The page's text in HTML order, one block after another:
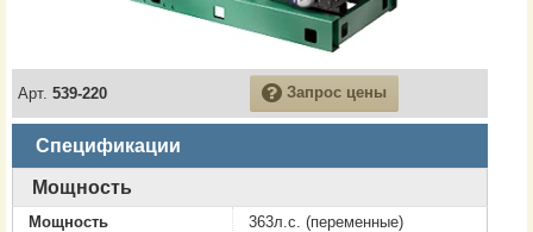
Арт. 539-220 Запрос цены
Спецификации
Мощность
Мощность 363л.с. (переменные)